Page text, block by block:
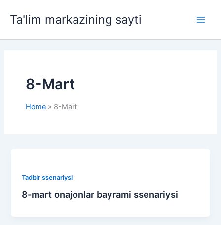
Ta'lim markazining sayti
8-Mart
Home 8-Mart
Tadbir ssenariysi
8-mart onajonlar bayrami ssenariysi